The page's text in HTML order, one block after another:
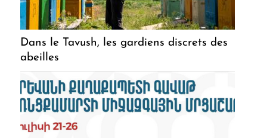
Dans le Tavush, les gardiens discrets des
abeilles